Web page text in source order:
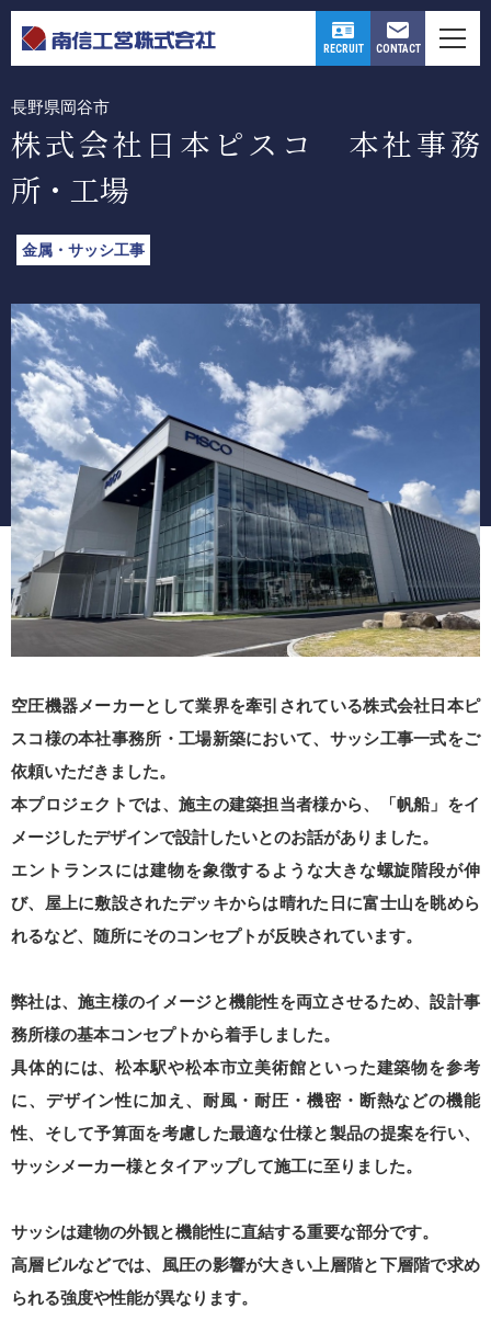
RECRUIT CONTACT
WORKS
長野県岡谷市
株式会社日本ピスコ 本社事務
所・工場
金属・サッシ工事
空圧機器メーカーとして業界を牽引されている株式会社日本ピ
スコ様の本社事務所・工場新築において、サッシ工事一式をご
依頼いただきました。
本プロジェクトでは、施主の建築担当者様から、「帆船」をイ
メージしたデザインで設計したいとのお話がありました。
エントランスには建物を象徴するような大きな螺旋階段が伸
び、屋上に敷設されたデッキからは晴れた日に富士山を眺めら
れるなど、随所にそのコンセプトが反映されています。
弊社は、施主様のイメージと機能性を両立させるため、設計事
務所様の基本コンセプトから着手しました。
具体的には、松本駅や松本市立美術館といった建築物を参考
に、デザイン性に加え、耐風・耐圧・機密・断熱などの機能
性、そして予算面を考慮した最適な仕様と製品の提案を行い、
サッシメーカー様とタイアップして施工に至りました。
サッシは建物の外観と機能性に直結する重要な部分です。
高層ビルなどでは、風圧の影響が大きい上層階と下層階で求め
られる強度や性能が異なります。